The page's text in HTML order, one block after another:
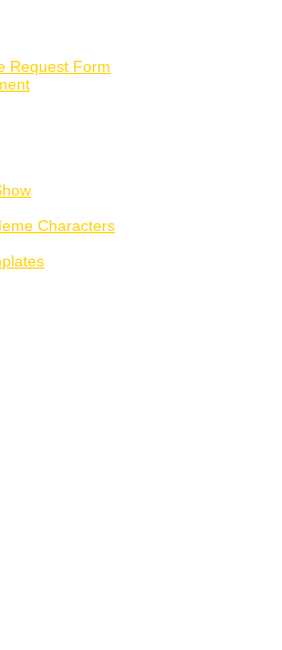
Request Form
Characters